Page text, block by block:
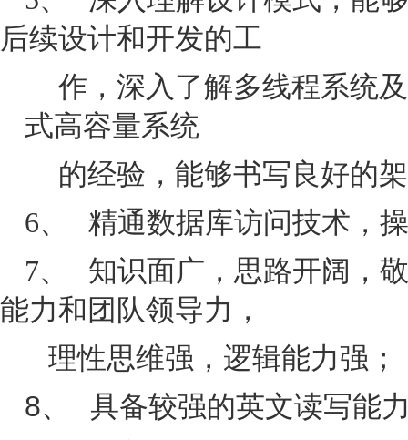
后续设计和开发的工
作，深入了解多线程系统
式高容量系统
的经验，能够书写良好的
6、
精通数据库访问技术，
7、
知识面广，思路开阔，
能力和团队领导力，
理性思维强，逻辑能力强；
8、 具备较强的英文读写能